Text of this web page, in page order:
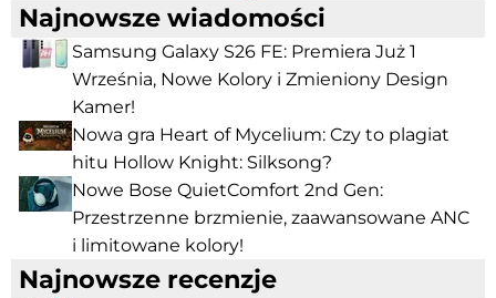
Najnowsze wiadomości
Samsung Galaxy S26 FE: Premiera Już 1
Września, Nowe Kolory i Zmieniony Design
Kamer!
Nowa gra Heart of Mycelium: Czy to plagiat
hitu Hollow Knight: Silksong?
Nowe Bose QuietComfort 2nd Gen:
Przestrzenne brzmienie, zaawansowane ANC
i limitowane kolory!
Najnowsze recenzje